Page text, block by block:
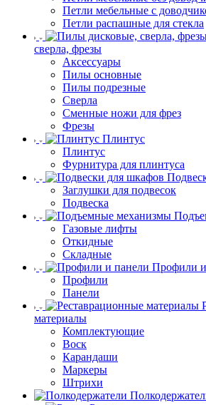
Петли мебельные с
Петли распашные для стекла
сверла, фрезы
Аксессуары
Пилы основные
Пилы подрезные
Сверла
Сменные ножи для фрез
Фрезы
Плинтус
Плинтус
Фурнитура для плинтуса
Заглушки для подвесок
Подвеска
Газовые лифты
Откидные
Складные
Профили
Профили
Панели
материалы
Комплектующие
Воск
Карандаши
Маркеры
Штрихи